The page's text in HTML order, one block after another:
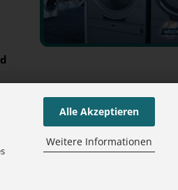
Alle Akzeptieren
Weitere Informationen